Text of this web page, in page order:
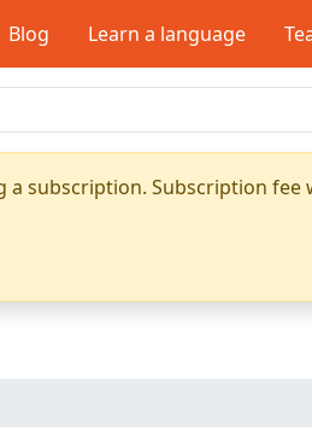
Blog Learn a language
a subscription. Subscription